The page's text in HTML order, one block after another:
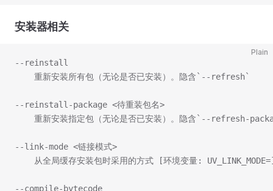
安装器相关
Plain
--reinstall
    重新安装所有包（无论是否已安装）。隐含`--refresh`
--reinstall-package <待重装包名>
重新安装指定包（无论是否已安装）。隐含`--refresh-
--link-mode <链接模式>
从全局缓存安装包时采用的方式 [环境变量:
--compile-bytecode